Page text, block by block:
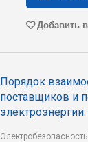
Добавить
Порядок
поставщиков и